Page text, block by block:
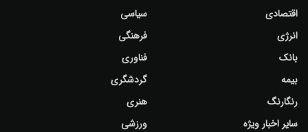
اقتصادی
انرژی
بانک
بیمه
رنگارنگ
سایر اخبار ویژه
سیاسی
فرهنگی
فناوری
گردشگری
هنری
ورزشی